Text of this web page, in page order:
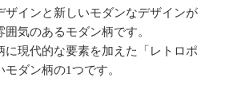
ザインと新しいモダンなデザインが
気のあるモダン柄です。
に現代的な要素を加えた「レトロポ
ダン柄の1つです。